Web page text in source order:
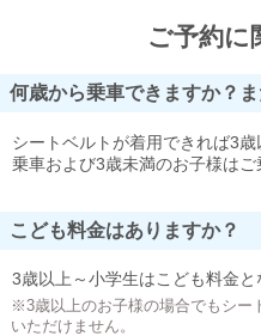
ご予約に
何歳から乗車できますか？
シートベルトが着用できれば3
乗車および3歳未満のお子様はご
こども料金はありますか？
3歳以上～小学生はこども料金と
※3歳以上のお子様の場合でもシー
いただけません。